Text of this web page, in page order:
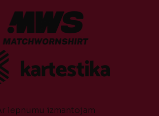
lepnumu izmantojam